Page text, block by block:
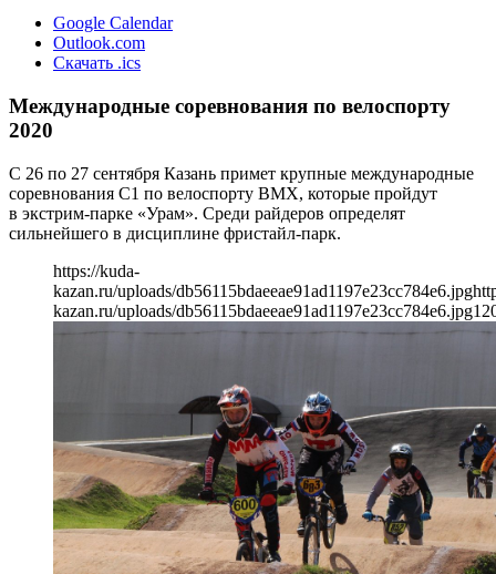
Google Calendar
Outlook.com
Скачать .ics
Международные соревнования по велоспорту
2020
С 26 по 27 сентября Казань примет крупные международные
соревнования С1 по велоспорту BMX, которые пройдут
в экстрим-парке «Урам». Среди райдеров определят
сильнейшего в дисциплине фристайл-парк.
https://kuda-
kazan.ru/uploads/db56115bdaeeae91ad1197e23cc784e6.jpg
kazan.ru/uploads/db56115bdaeeae91ad1197e23cc784e6.jpg